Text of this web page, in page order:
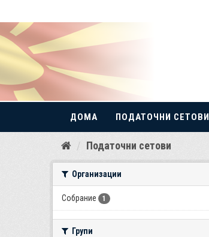
Прескокнете
ДОМА ПОДАТОЧНИ СЕТОВИ
Податочни сетови
Организации
Собрание 1
Групи